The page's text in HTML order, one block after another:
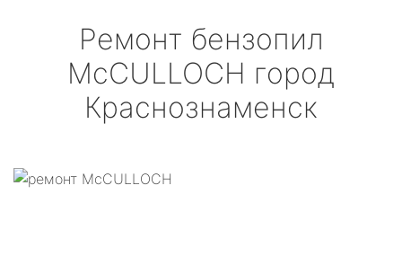
Ремонт бензопил
McCULLOCH город
Краснознаменск